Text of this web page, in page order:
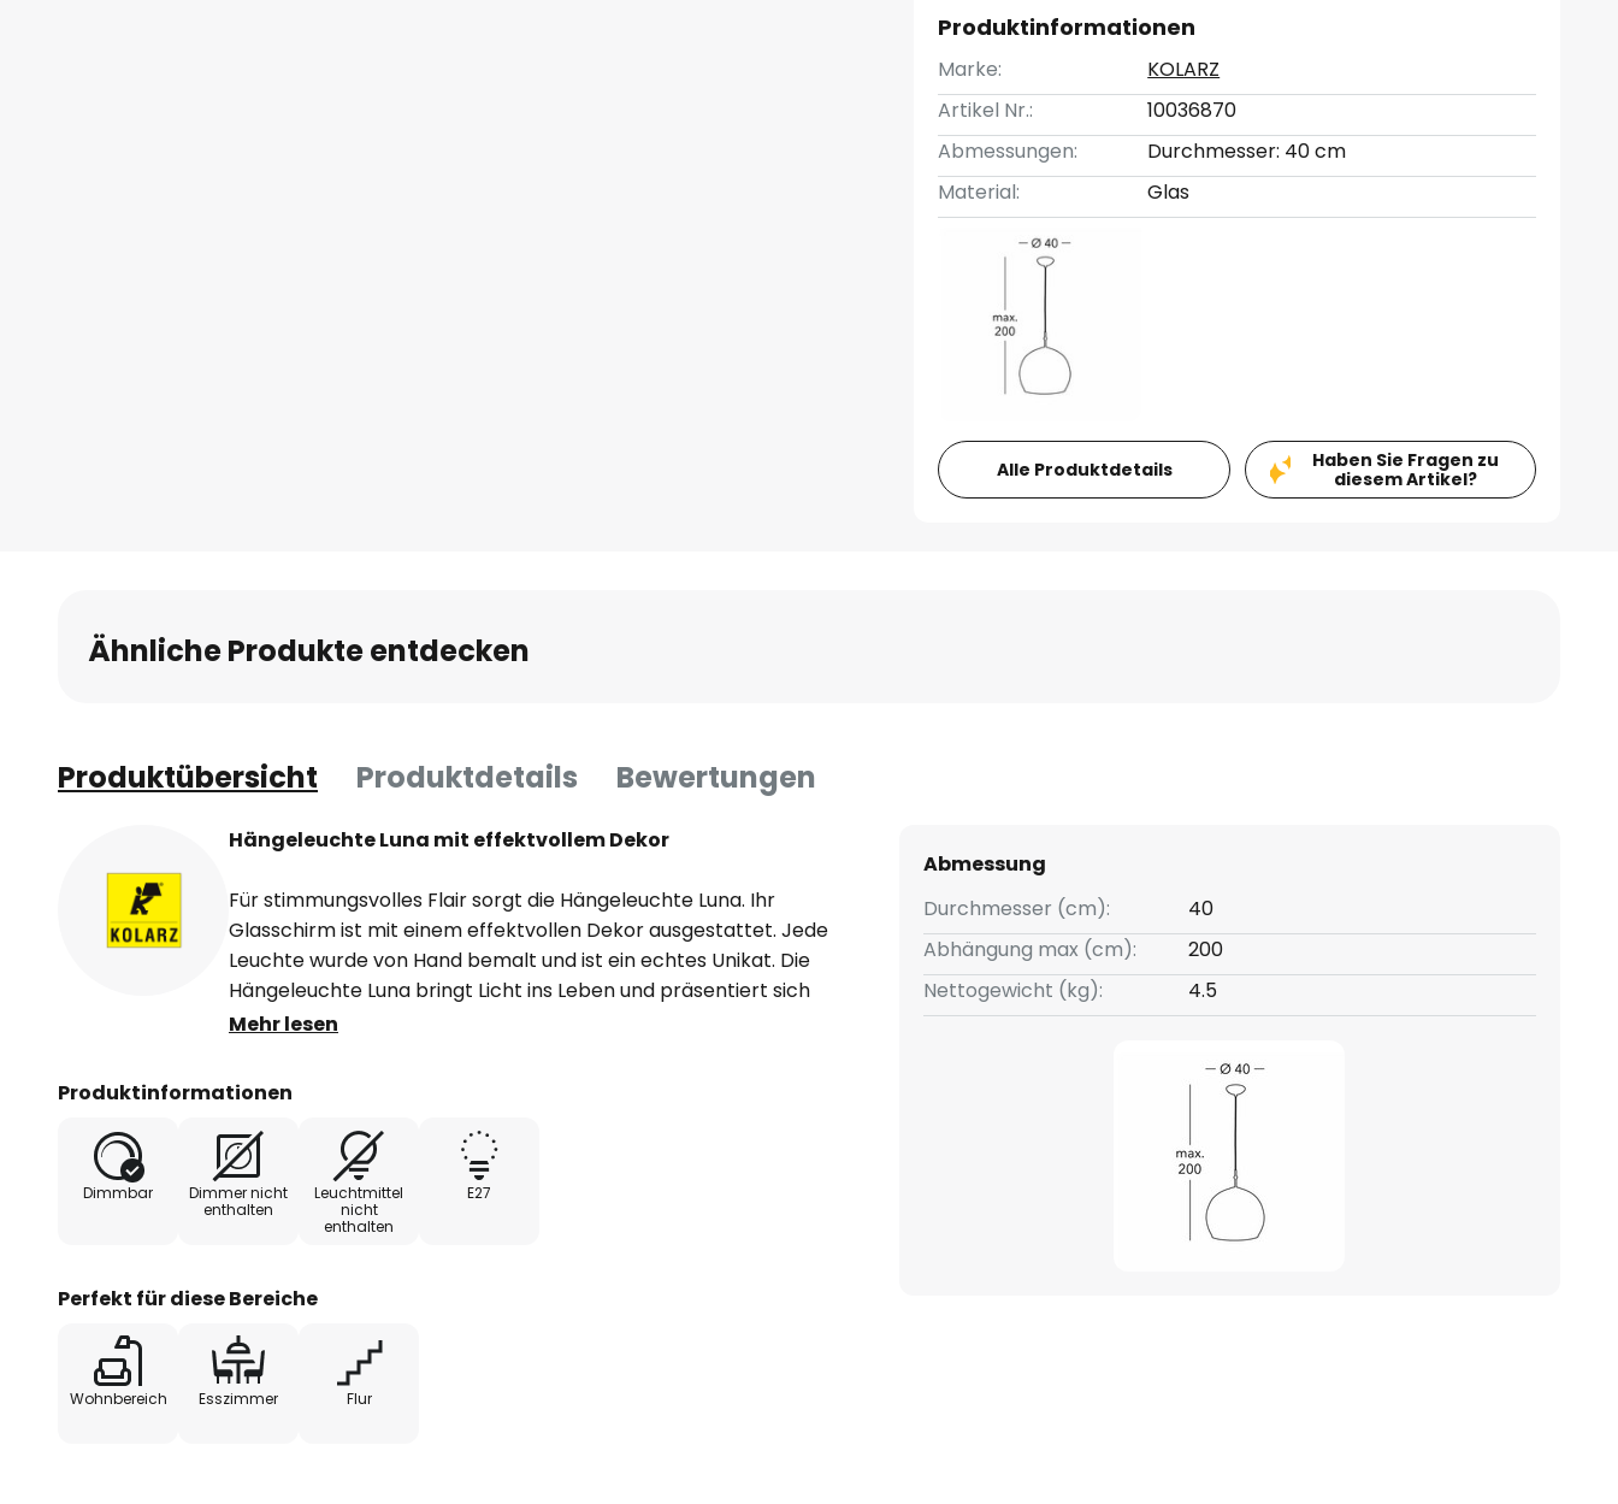
Produktinformationen
Marke:
KOLARZ
Artikel Nr.:
10036870
Abmessungen:
Durchmesser: 40 cm
Material:
Glas
Alle Produktdetails
Haben Sie Fragen zu
diesem Artikel?
Ähnliche Produkte entdecken
Produktübersicht Produktdetails Bewertungen
Hängeleuchte Luna mit effektvollem Dekor
Für stimmungsvolles Flair sorgt die Hängeleuchte Luna. Ihr
Glasschirm ist mit einem effektvollen Dekor ausgestattet. Jede
Leuchte wurde von Hand bemalt und ist ein echtes Unikat. Die
Hängeleuchte Luna bringt Licht ins Leben und präsentiert sich
nicht nur als Spender einer stimmungsvollen Allgemein- oder
Mehr lesen
Produktinformationen
Dimmbar
Dimmer nicht
enthalten
Leuchtmittel
nicht
enthalten
E27
Perfekt für diese Bereiche
Wohnbereich Esszimmer Flur
Abmessung
Durchmesser (cm):
40
Abhängung max (cm):
200
Nettogewicht (kg):
4.5